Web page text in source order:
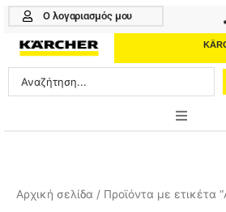
Μετάβαση
περιεχόμενο
Ο λογαριασμός μου
Search
...
Αρχική σελίδα / Προϊόντα με ετικέτα